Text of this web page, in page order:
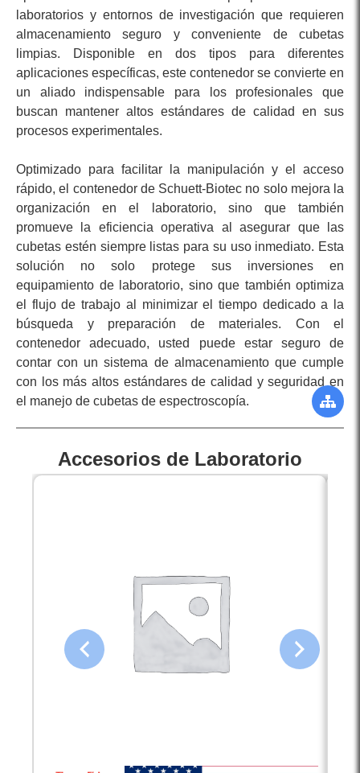
laboratorios y entornos de investigación que requieren
almacenamiento seguro y conveniente de cubetas
limpias. Disponible en dos tipos para diferentes
aplicaciones específicas, este contenedor se convierte en
un aliado indispensable para los profesionales que
buscan mantener altos estándares de calidad en sus
procesos experimentales.
Optimizado para facilitar la manipulación y el acceso
rápido, el contenedor de Schuett-Biotec no solo mejora la
organización en el laboratorio, sino que también
promueve la eficiencia operativa al asegurar que las
cubetas estén siempre listas para su uso inmediato. Esta
solución no solo protege sus inversiones en
equipamiento de laboratorio, sino que también optimiza
el flujo de trabajo al minimizar el tiempo dedicado a la
búsqueda y preparación de materiales. Con el
contenedor adecuado, usted puede estar seguro de
contar con un sistema de almacenamiento que cumple
con los más altos estándares de calidad y seguridad en
el manejo de cubetas de espectroscopía.
Accesorios de Laboratorio